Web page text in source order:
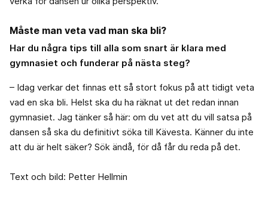
Måste man veta vad man ska bli?
Har du några tips till alla som snart är klara med
gymnasiet och funderar på nästa steg?
– Idag verkar det finnas ett så stort fokus på att tidigt veta
vad en ska bli. Helst ska du ha räknat ut det redan innan
gymnasiet. Jag tänker så här: om du vet att du vill satsa på
dansen så ska du definitivt söka till Kävesta. Känner du inte
att du är helt säker? Sök ändå, för då får du reda på det.
Text och bild: Petter Hellmin